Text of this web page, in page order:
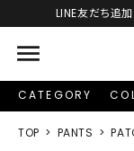
LINE友だち追
menu
CATEGORY
TOP PANTS